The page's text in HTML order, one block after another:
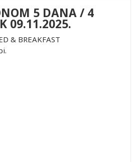
5 DANA / 4
09.11.2025.
& BREAKFAST